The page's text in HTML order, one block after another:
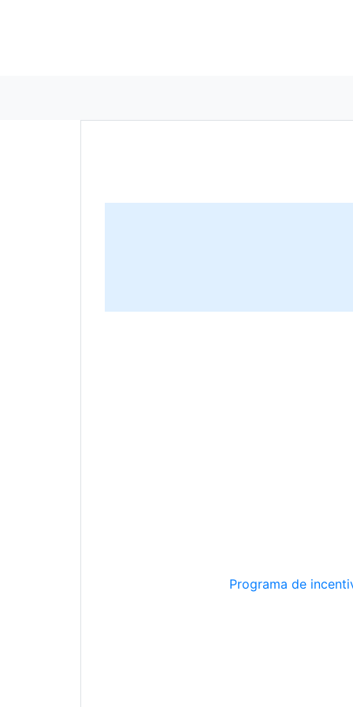
Programa de